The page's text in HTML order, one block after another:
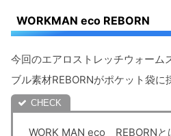
WORKMAN eco REBORN
今回のエアロストレッチウォーム
ブル素材REBORNがポケット袋に
WORK MAN eco REBORNと